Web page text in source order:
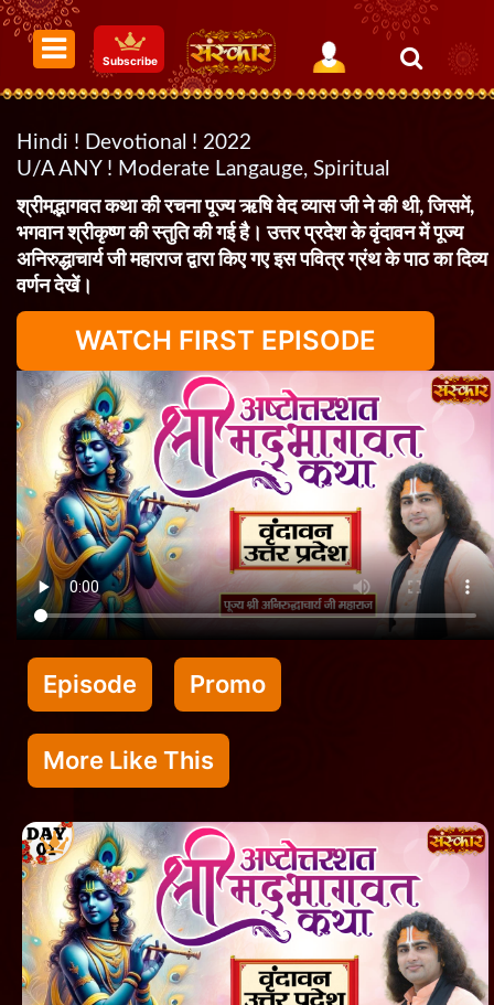
Subscribe
Hindi ! Devotional ! 2022
U/A ANY ! Moderate Langauge, Spiritual
श्रीमद्भागवत कथा की रचना पूज्य ऋषि वेद व्यास जी ने की थी, जिसमें,
भगवान श्रीकृष्ण की स्तुति की गई है। उत्तर प्रदेश के वृंदावन में पूज्य
अनिरुद्धाचार्य जी महाराज द्वारा किए गए इस पवित्र ग्रंथ के पाठ का दिव्य
वर्णन देखें।
WATCH FIRST EPISODE
Episode Promo
More Like This